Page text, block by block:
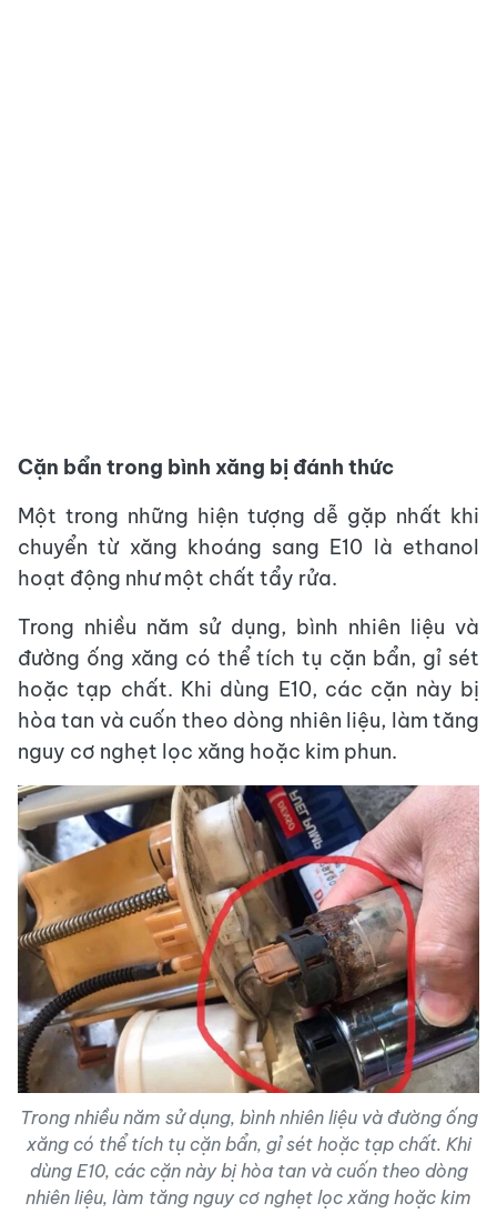
Cặn bẩn trong bình xăng bị đánh thức
Một trong những hiện tượng dễ gặp nhất khi
chuyển từ xăng khoáng sang E10 là ethanol
hoạt động như một chất tẩy rửa.
Trong nhiều năm sử dụng, bình nhiên liệu và
đường ống xăng có thể tích tụ cặn bẩn, gỉ sét
hoặc tạp chất. Khi dùng E10, các cặn này bị
hòa tan và cuốn theo dòng nhiên liệu, làm tăng
nguy cơ nghẹt lọc xăng hoặc kim phun.
Trong nhiều năm sử dụng, bình nhiên liệu và đường ống
xăng có thể tích tụ cặn bẩn, gỉ sét hoặc tạp chất. Khi
dùng E10, các cặn này bị hòa tan và cuốn theo dòng
nhiên liệu, làm tăng nguy cơ nghẹt lọc xăng hoặc kim